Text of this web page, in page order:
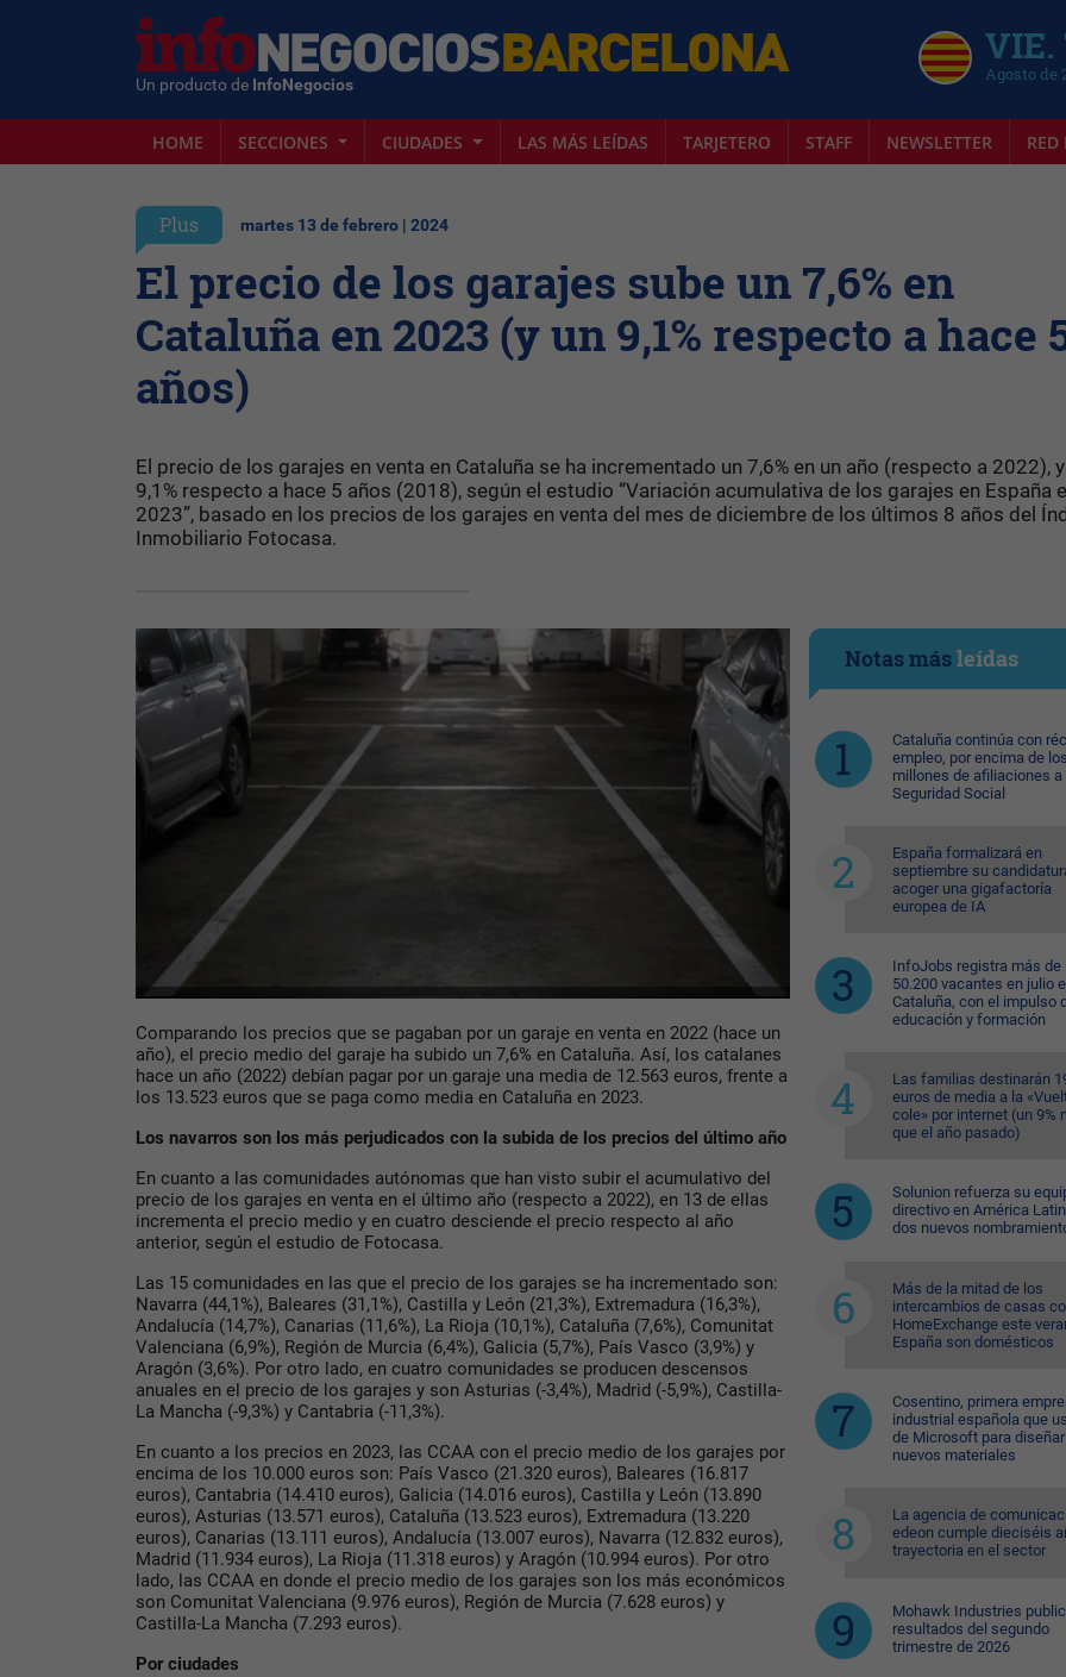
Un producto de InfoNegocios
VIE.
Agosto de
HOME SECCIONES CIUDADES LAS MÁS LEÍDAS TARJETERO STAFF NEWSLETTER RED
Plus martes 13 de febrero | 2024
El precio de los garajes sube un 7,6% en
Cataluña en 2023 (y un 9,1% respecto a hace
años)
El precio de los garajes en venta en Cataluña se ha incrementado un 7,6% en un año (respecto a 2022),
9,1% respecto a hace 5 años (2018), según el estudio “Variación acumulativa de los garajes en España
2023”, basado en los precios de los garajes en venta del mes de diciembre de los últimos 8 años del
Inmobiliario Fotocasa.
Comparando los precios que se pagaban por un garaje en venta en 2022 (hace un
año), el precio medio del garaje ha subido un 7,6% en Cataluña. Así, los catalanes
hace un año (2022) debían pagar por un garaje una media de 12.563 euros, frente a
los 13.523 euros que se paga como media en Cataluña en 2023.
Los navarros son los más perjudicados con la subida de los precios del último año
En cuanto a las comunidades autónomas que han visto subir el acumulativo del
precio de los garajes en venta en el último año (respecto a 2022), en 13 de ellas
incrementa el precio medio y en cuatro desciende el precio respecto al año
anterior, según el estudio de Fotocasa.
Las 15 comunidades en las que el precio de los garajes se ha incrementado son:
Navarra (44,1%), Baleares (31,1%), Castilla y León (21,3%), Extremadura (16,3%),
Andalucía (14,7%), Canarias (11,6%), La Rioja (10,1%), Cataluña (7,6%), Comunitat
Valenciana (6,9%), Región de Murcia (6,4%), Galicia (5,7%), País Vasco (3,9%) y
Aragón (3,6%). Por otro lado, en cuatro comunidades se producen descensos
anuales en el precio de los garajes y son Asturias (-3,4%), Madrid (-5,9%), Castilla-
La Mancha (-9,3%) y Cantabria (-11,3%).
En cuanto a los precios en 2023, las CCAA con el precio medio de los garajes por
encima de los 10.000 euros son: País Vasco (21.320 euros), Baleares (16.817
euros), Cantabria (14.410 euros), Galicia (14.016 euros), Castilla y León (13.890
euros), Asturias (13.571 euros), Cataluña (13.523 euros), Extremadura (13.220
euros), Canarias (13.111 euros), Andalucía (13.007 euros), Navarra (12.832 euros),
Madrid (11.934 euros), La Rioja (11.318 euros) y Aragón (10.994 euros). Por otro
lado, las CCAA en donde el precio medio de los garajes son los más económicos
son Comunitat Valenciana (9.976 euros), Región de Murcia (7.628 euros) y
Castilla-La Mancha (7.293 euros).
Por ciudades
Notas másleídas
Cataluña continúa con
empleo, por encima de
millones de afiliaciones a
Seguridad Social
España formalizará en
septiembre su
acoger una gigafactoría
europea de IA
InfoJobs registra más de
50.200 vacantes en julio
Cataluña, con el impulso
educación y formación
Las familias destinarán
euros de media a la
cole» por internet (un 9%
que el año pasado)
Solunion refuerza su
directivo en América
dos nuevos
Más de la mitad de los
intercambios de casas
HomeExchange este
España son domésticos
Cosentino, primera
industrial española que
de Microsoft para diseñar
nuevos materiales
La agencia de
edeon cumple dieciséis
trayectoria en el sector
Mohawk Industries
resultados del segundo
trimestre de 2026